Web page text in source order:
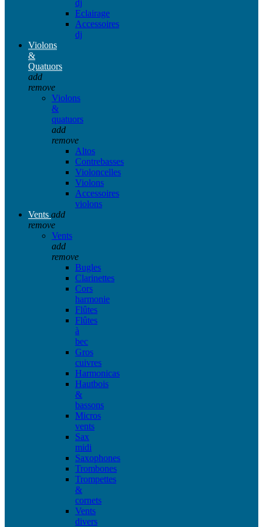
dj
Eclairage
Accessoires
dj
Violons
&
Quatuors
add
remove
Violons
&
quatuors
add
remove
Altos
Contrebasses
Violoncelles
Violons
Accessoires
violons
Vents add
remove
Vents
add
remove
Bugles
Clarinettes
Cors
harmonie
Flûtes
Flûtes
à
bec
Gros
cuivres
Harmonicas
Hautbois
&
bassons
Micros
vents
Sax
midi
Saxophones
Trombones
Trompettes
&
cornets
Vents
divers